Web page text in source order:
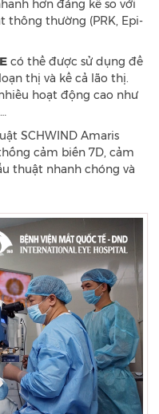
hơn đáng kể so với
thông thường (PRK, Epi-
có thể được sử dụng để
thị và kể cả lão thị.
hoạt động cao như
SCHWIND Amaris
cảm biến 7D, cảm
thuật nhanh chóng và